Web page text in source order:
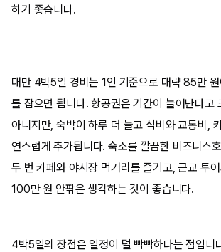
하기 좋습니다.
대만 4박5일 경비는 1인 기준으로 대략 85만
를 잡으면 됩니다. 항공권은 기간이 늘어난다고
아니지만, 숙박이 하루 더 늘고 식비와 교통비,
연스럽게 추가됩니다. 숙소를 깔끔한 비즈니스
두 번 카페와 야시장 먹거리를 즐기고, 근교 투
100만 원 안팎은 생각하는 것이 좋습니다.
4박5일의 장점은 일정이 덜 빡빡하다는 점입니